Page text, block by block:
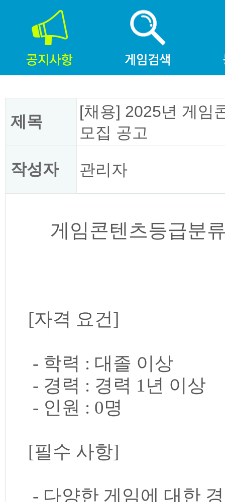
제목
[채용] 2025년 게임
모집 공고
작성자 관리자
게임콘텐츠등급분
[자격 요건]
- 학력 : 대졸 이상
- 경력 : 경력 1년 이상
- 인원 : 0명
[필수 사항]
- 다양한 게임에 대한